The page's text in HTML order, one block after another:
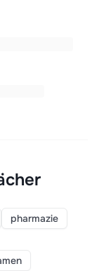
pharmazie